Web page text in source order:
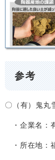
参考
〇（有）鬼丸
・企業名
・所在地：